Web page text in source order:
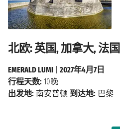
北欧: 英国, 加拿大, 法国
EMERALD LUMI
2027年4月7日
行程天数: 10晚
出发地: 南安普顿 到达地: 巴黎